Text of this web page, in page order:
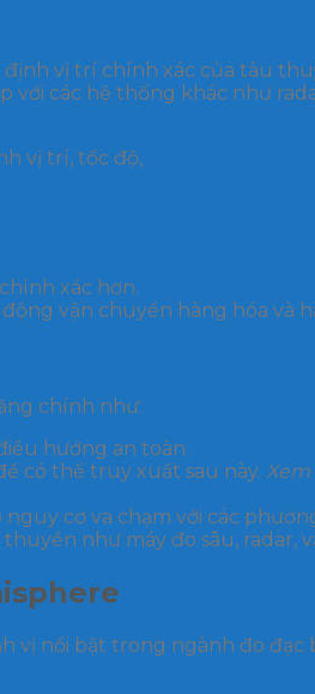
vị trí chính xác của tàu
với các hệ thống khác như
vị trí, tốc độ,
xác hơn.
vận chuyển hàng hóa và
chính như:
hướng an toàn.
có thể truy xuất sau này.
cơ va chạm với các
như máy đo sâu, radar,
nổi bật trong ngành đo đạc